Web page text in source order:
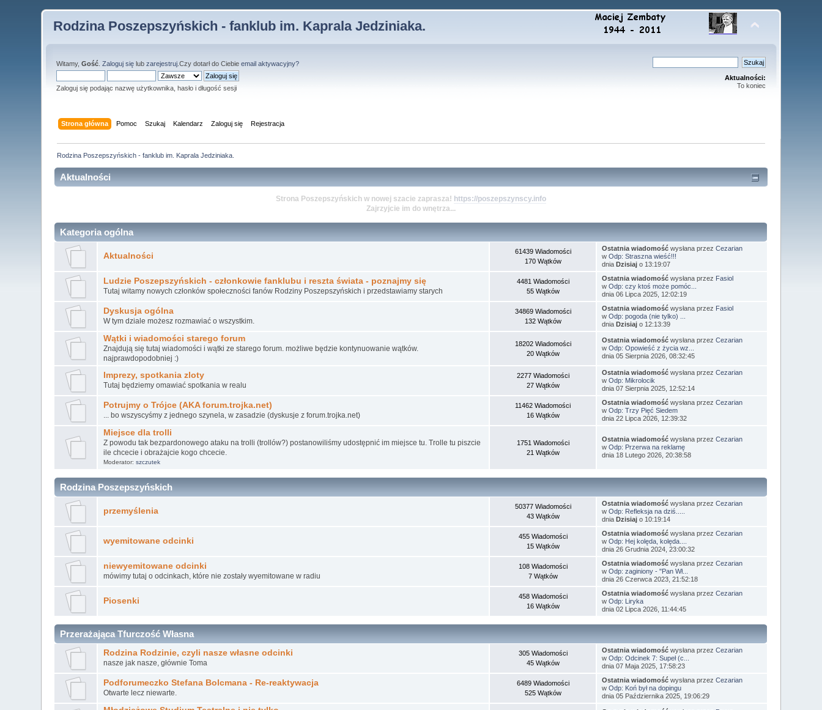
Rodzina Poszepszyńskich - fanklub im. Kaprala Jedziniaka.
Witamy,Gość .Zaloguj się lubzarejestruj .Czy dotarł do Ciebieemail aktywacyjny?
Zaloguj się podając nazwę użytkownika, hasło i długość sesji
Aktualności:
To koniec
Strona główna Pomoc Szukaj Kalendarz Zaloguj się Rejestracja
Rodzina Poszepszyńskich - fanklub im. Kaprala Jedziniaka.
Aktualności
Strona Poszepszyńskich w nowej szacie zaprasza! https://poszepszynscy.info
Zajrzyjcie im do wnętrza...
Kategoria ogólna
Aktualności
61439 Wiadomości
170 Wątków
Ostatnia wiadomośćwysłana przez Cezarian
w Odp: Straszna wieść!!!
dnia Dzisiajo 13:19:07
Ludzie Poszepszyńskich - członkowie fanklubu i reszta świata - poznajmy się
Tutaj witamy nowych członków społeczności fanów Rodziny Poszepszyńskich i przedstawiamy starych
4481 Wiadomości
55 Wątków
Ostatnia wiadomośćwysłana przez Fasiol
w Odp: czy ktoś może pomóc...
dnia 06 Lipca 2025, 12:02:19
Dyskusja ogólna
W tym dziale możesz rozmawiać o wszystkim.
34869 Wiadomości
132 Wątków
Ostatnia wiadomośćwysłana przez Fasiol
w Odp: pogoda (nie tylko) ...
dnia Dzisiajo 12:13:39
Wątki i wiadomości starego forum
Znajdują się tutaj wiadomości i wątki ze starego forum. możliwe będzie kontynuowanie wątków.
najprawdopodobniej :)
18202 Wiadomości
20 Wątków
Ostatnia wiadomośćwysłana przez Cezarian
w Odp: Opowieść z życia wz...
dnia 05 Sierpnia 2026, 08:32:45
Imprezy, spotkania zloty
Tutaj będziemy omawiać spotkania w realu
2277 Wiadomości
27 Wątków
Ostatnia wiadomośćwysłana przez Cezarian
w Odp: Mikrolocik
dnia 07 Sierpnia 2025, 12:52:14
Potrujmy o Trójce (AKA forum.trojka.net)
... bo wszyscyśmy z jednego szynela, w zasadzie (dyskusje z forum.trojka.net)
11462 Wiadomości
16 Wątków
Ostatnia wiadomośćwysłana przez Cezarian
w Odp: Trzy Pięć Siedem
dnia 22 Lipca 2026, 12:39:32
Miejsce dla trolli
Z powodu tak bezpardonowego ataku na trolli (trollów?) postanowiliśmy udostępnić im miejsce tu. Trolle tu piszcie
ile chcecie i obrażajcie kogo chcecie.
Moderator: szczutek
1751 Wiadomości
21 Wątków
Ostatnia wiadomośćwysłana przez Cezarian
w Odp: Przerwa na reklamę
dnia 18 Lutego 2026, 20:38:58
Rodzina Poszepszyńskich
przemyślenia
50377 Wiadomości
43 Wątków
Ostatnia wiadomośćwysłana przez Cezarian
w Odp: Refleksja na dziś.....
dnia Dzisiajo 10:19:14
wyemitowane odcinki
455 Wiadomości
15 Wątków
Ostatnia wiadomośćwysłana przez Cezarian
w Odp: Hej kolęda, kolęda....
dnia 26 Grudnia 2024, 23:00:32
niewyemitowane odcinki
mówimy tutaj o odcinkach, które nie zostały wyemitowane w radiu
108 Wiadomości
7 Wątków
Ostatnia wiadomośćwysłana przez Cezarian
w Odp: zaginiony - "Pan Wł...
dnia 26 Czerwca 2023, 21:52:18
Piosenki
458 Wiadomości
16 Wątków
Ostatnia wiadomośćwysłana przez Cezarian
w Odp: Liryka
dnia 02 Lipca 2026, 11:44:45
Przerażająca Tfurczość Własna
Rodzina Rodzinie, czyli nasze własne odcinki
nasze jak nasze, głównie Toma
305 Wiadomości
45 Wątków
Ostatnia wiadomośćwysłana przez Cezarian
w Odp: Odcinek 7: Supeł (c...
dnia 07 Maja 2025, 17:58:23
Podforumeczko Stefana Bolcmana - Re-reaktywacja
Otwarte lecz niewarte.
6489 Wiadomości
525 Wątków
Ostatnia wiadomośćwysłana przez Cezarian
w Odp: Koń był na dopingu
dnia 05 Października 2025, 19:06:29